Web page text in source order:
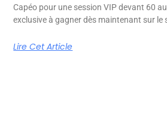
Capéo pour une session VIP devant 60
exclusive à gagner dès maintenant sur le
Lire Cet Article